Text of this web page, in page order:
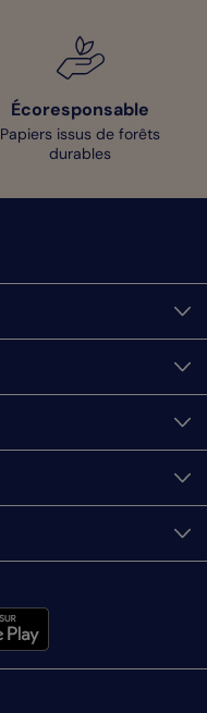
Écoresponsable
Papiers issus de forêts
durables